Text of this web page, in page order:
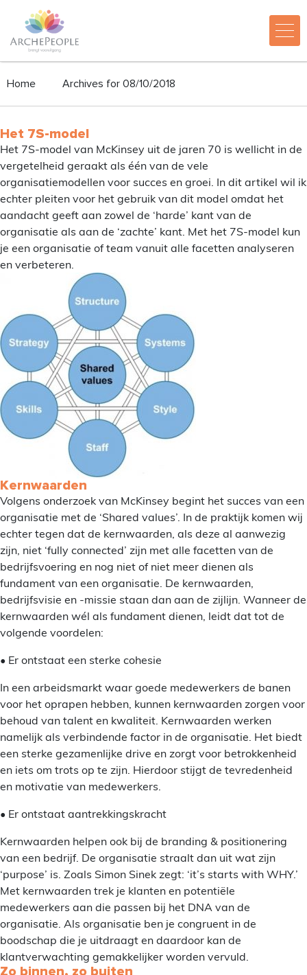
Home Archives for 08/10/2018
Het 7S-model
Het 7S-model van McKinsey uit de jaren 70 is wellicht in de
vergetelheid geraakt als één van de vele
organisatiemodellen voor succes en groei. In dit artikel wil ik
echter pleiten voor het gebruik van dit model omdat het
aandacht geeft aan zowel de ‘harde’ kant van de
organisatie als aan de ‘zachte’ kant. Met het 7S-model kun
je een organisatie of team vanuit alle facetten analyseren
en verbeteren.
Kernwaarden
Volgens onderzoek van McKinsey begint het succes van een
organisatie met de ‘Shared values’. In de praktijk komen wij
echter tegen dat de kernwaarden, als deze al aanwezig
zijn, niet ‘fully connected’ zijn met alle facetten van de
bedrijfsvoering en nog niet of niet meer dienen als
fundament van een organisatie. De kernwaarden,
bedrijfsvisie en -missie staan dan aan de zijlijn. Wanneer de
kernwaarden wél als fundament dienen, leidt dat tot de
volgende voordelen:
• Er ontstaat een sterke cohesie
In een arbeidsmarkt waar goede medewerkers de banen
voor het oprapen hebben, kunnen kernwaarden zorgen voor
behoud van talent en kwaliteit. Kernwaarden werken
namelijk als verbindende factor in de organisatie. Het biedt
een sterke gezamenlijke drive en zorgt voor betrokkenheid
en iets om trots op te zijn. Hierdoor stijgt de tevredenheid
en motivatie van medewerkers.
• Er ontstaat aantrekkingskracht
Kernwaarden helpen ook bij de branding & positionering
van een bedrijf. De organisatie straalt dan uit wat zijn
‘purpose’ is. Zoals Simon Sinek zegt: ‘it’s starts with WHY.’
Met kernwaarden trek je klanten en potentiële
medewerkers aan die passen bij het DNA van de
organisatie. Als organisatie ben je congruent in de
boodschap die je uitdraagt en daardoor kan de
klantverwachting gemakkelijker worden vervuld.